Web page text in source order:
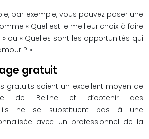
par exemple, vous pouvez poser une
« Quel est le meilleur choix à faire
ou « Quelles sont les opportunités qui
? ».
gratuit
gratuits soient un excellent moyen de
de Belline et d’obtenir des
ils ne se substituent pas à une
avec un professionnel de la